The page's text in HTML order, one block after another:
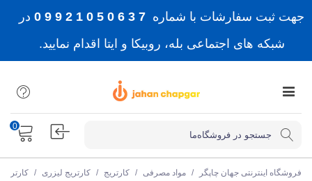
جهت ثبت سفارشات با شماره 7 3 6 0 5 0 1 2 9 9 0
در
شبکه های اجتماعی بله، روبیکا و ایتا اقدام نمایید.
0
فروشگاه اینترنتی جهان چاپگر / مواد مصرفی / کارتریج / کارتریج لیزری /